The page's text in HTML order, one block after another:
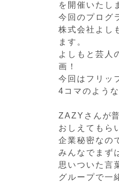
を開催いたし
今回のプログ
株式会社よし
ます。
よしもと芸人
画！
今回はフリッ
4コマのよう
ZAZYさんが
おしえてもら
企業秘密なの
みんなでまず
思いついた言
グループで一